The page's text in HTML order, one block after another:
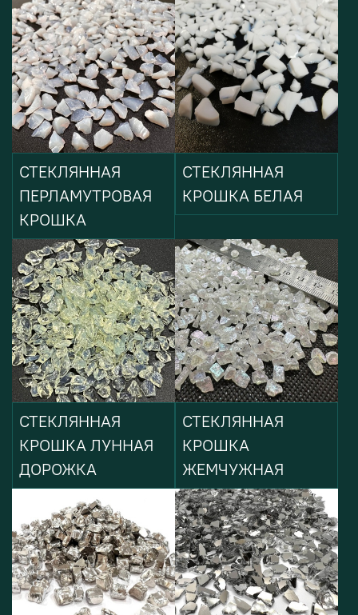
СТЕКЛЯННАЯ
ПЕРЛАМУТРОВАЯ
КРОШКА
СТЕКЛЯННАЯ
КРОШКА БЕЛАЯ
СТЕКЛЯННАЯ
КРОШКА ЛУННАЯ
ДОРОЖКА
СТЕКЛЯННАЯ
КРОШКА
ЖЕМЧУЖНАЯ